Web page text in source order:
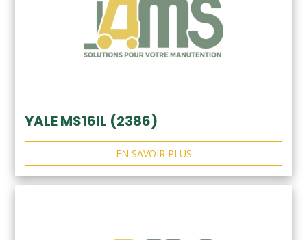
YALE MS16IL (2386)
EN SAVOIR PLUS